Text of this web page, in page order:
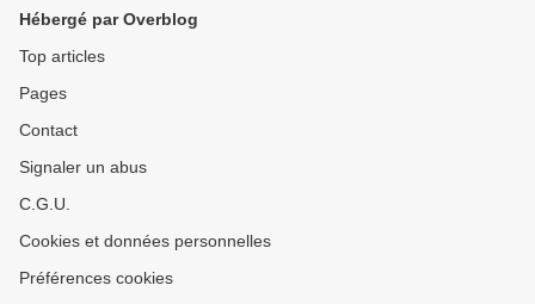
Hébergé par Overblog
Top articles
Pages
Contact
Signaler un abus
C.G.U.
Cookies et données personnelles
Préférences cookies